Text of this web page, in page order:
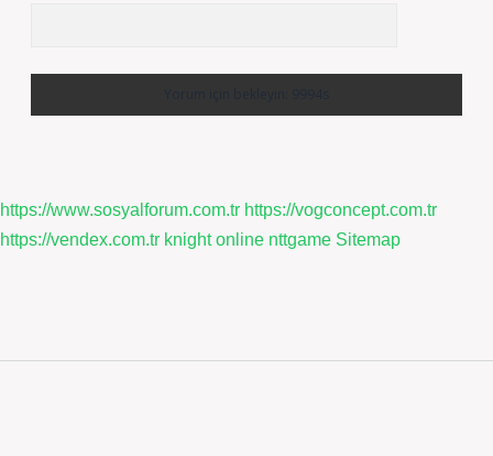
https://www.sosyalforum.com.tr https://vogconcept.com.tr
https://vendex.com.tr knight online nttgame Sitemap